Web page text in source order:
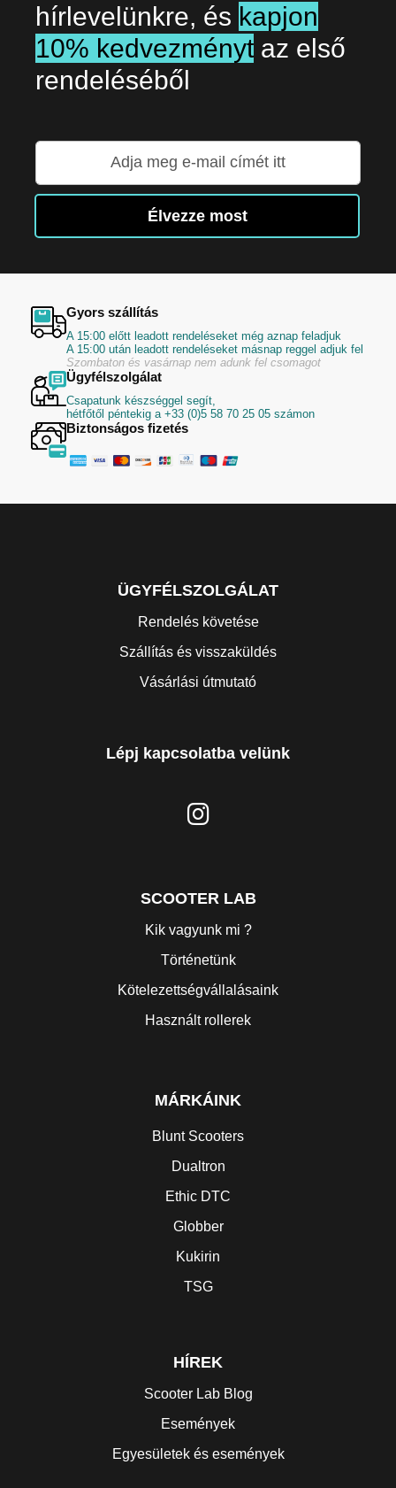
hírlevelünkre, és kapjon
10% kedvezményt az első
rendeléséből
hírlevelünkre:
Élvezze most
Gyors szállítás
A 15:00 előtt leadott rendeléseket még aznap feladjuk
A 15:00 után leadott rendeléseket másnap reggel adjuk fel
Szombaton és vasárnap nem adunk fel csomagot
Ügyfélszolgálat
Csapatunk készséggel segít,
hétfőtől péntekig a +33 (0)5 58 70 25 05 számon
Biztonságos fizetés
ÜGYFÉLSZOLGÁLAT
Rendelés követése
Szállítás és visszaküldés
Vásárlási útmutató
Lépj kapcsolatba velünk
SCOOTER LAB
Kik vagyunk mi ?
Történetünk
Kötelezettségvállalásaink
Használt rollerek
MÁRKÁINK
Blunt Scooters
Dualtron
Ethic DTC
Globber
Kukirin
TSG
HÍREK
Scooter Lab Blog
Események
Egyesületek és események